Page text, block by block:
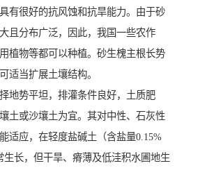
有很好的抗风蚀和抗旱能力。由于砂
且分布广泛，因此，我国一些农作
植物等都可以种植。砂生槐主根长势
适当扩展土壤结构。
地势平坦，排灌条件良好，土质肥
土或沙壤土为宜。其对中性、石灰性
适应，在轻度盐碱土（含盐量0.15%
生长，但干旱、瘠薄及低洼积水圃地生